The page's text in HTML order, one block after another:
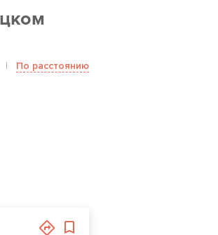
| По расстоянию